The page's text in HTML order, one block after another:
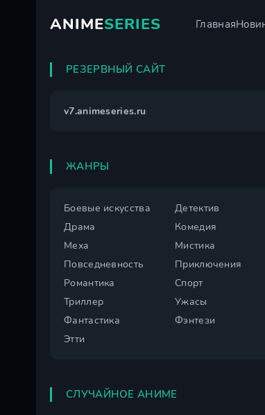
ANIMESERIES Главная
РЕЗЕРВНЫЙ САЙТ
v7.animeseries.ru
ЖАНРЫ
Боевые искусства
Детектив
Драма
Комедия
Меха
Мистика
Повседневность
Приключения
Романтика
Спорт
Триллер
Ужасы
Фантастика
Фэнтези
Этти
СЛУЧАЙНОЕ АНИМЕ